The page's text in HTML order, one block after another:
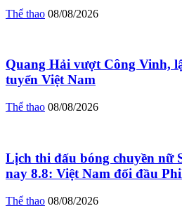
Thể thao 08/08/2026
Quang Hải vượt Công Vinh,
tuyển Việt Nam
Thể thao 08/08/2026
Lịch thi đấu bóng chuyền nữ
nay 8.8: Việt Nam đối đầu
Thể thao 08/08/2026